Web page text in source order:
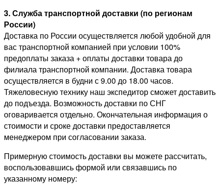
3. Служба транспортной доставки (по регионам
России)
Доставка по России осуществляется любой удобной для
вас транспортной компанией при условии 100%
предоплаты заказа + оплаты доставки товара до
филиала транспортной компании. Доставка товара
осуществляется в будни с 9.00 до 18.00 часов.
Тяжеловесную технику наш экспедитор сможет доставить
до подъезда. Возможность доставки по СНГ
оговаривается отдельно. Окончательная информация о
стоимости и сроке доставки предоставляется
менеджером при согласовании заказа.
Примерную стоимость доставки вы можете рассчитать,
воспользовавшись формой или связавшись по
указанному номеру: